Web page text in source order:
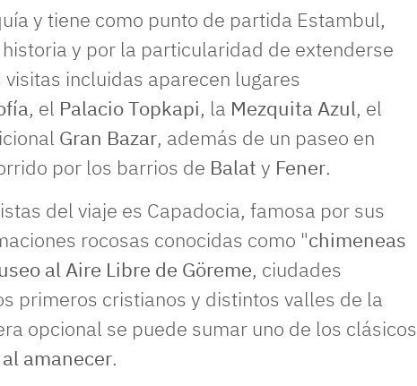
y tiene como punto de partida Estambul,
y por la particularidad de extenderse
incluidas aparecen lugares
, el Palacio Topkapi, la Mezquita Azul, el
Gran Bazar, además de un paseo en
por los barrios de Balat y Fener.
del viaje es Capadocia, famosa por sus
rocosas conocidas como "chimeneas
al Aire Libre de Göreme, ciudades
primeros cristianos y distintos valles de la
opcional se puede sumar uno de los clásicos
amanecer.